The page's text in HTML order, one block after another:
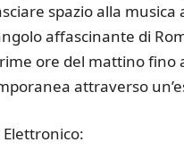
spazio alla
affascinante di
ore del mattino fino
attraverso
Elettronico: